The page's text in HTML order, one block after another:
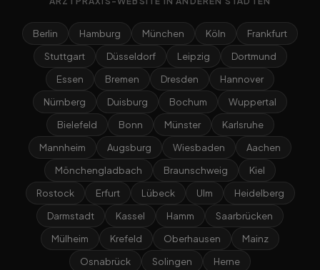
Berlin Hamburg München Köln
Frankfurt
Stuttgart
Düsseldorf Leipzig
Dortmund
Essen
Bremen Dresden
Hannover
Nürnberg
Duisburg Bochum
Wuppertal
Bielefeld
Bonn Münster
Karlsruhe
Mannheim
Augsburg Wiesbaden
Aachen
Mönchengladbach
Braunschweig
Kiel
Rostock
Erfurt Lübeck Ulm
Heidelberg
Darmstadt
Kassel Hamm
Saarbrücken
Mülheim
Krefeld Oberhausen
Mainz
Osnabrück
Solingen Herne